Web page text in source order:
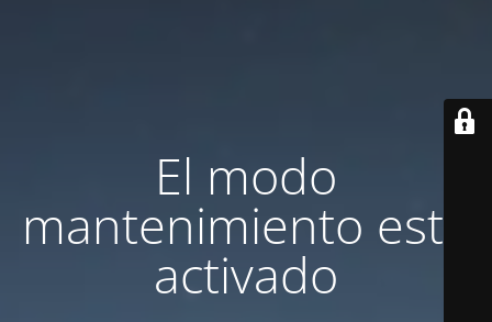
El modo
mantenimiento está
activado